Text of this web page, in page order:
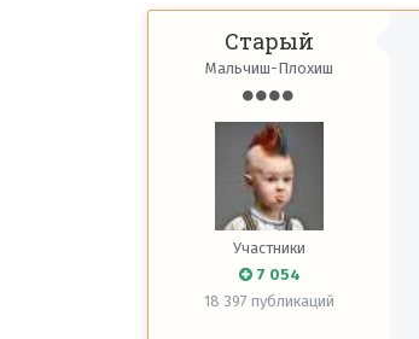
Старый
Мальчиш-Плохиш
Участники
7 054
18 397 публикаций